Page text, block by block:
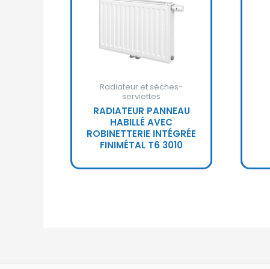
Radiateur et sèches-
serviettes
RADIATEUR PANNEAU
HABILLÉ AVEC
ROBINETTERIE INTÉGRÉE
FINIMÉTAL T6 3010